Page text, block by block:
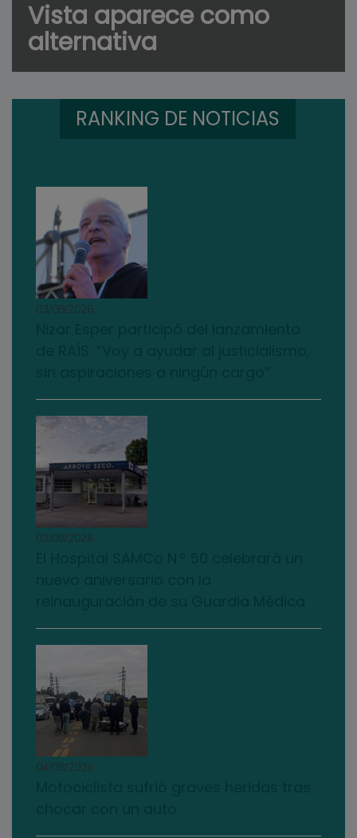
Vista aparece como
alternativa
RANKING DE NOTICIAS
03/08/2026
03/08/2026
04/08/2026